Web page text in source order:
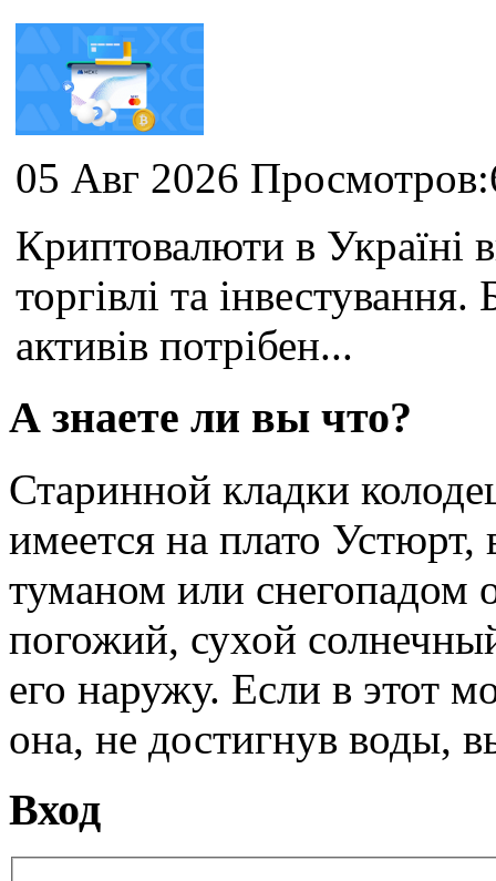
05 Авг 2026
Криптовалюти в Україні
торгівлі та
активів потрібен...
А знаете ли вы что?
Старинной кладки
имеется на плато
туманом или снегопадом
погожий, сухой
его наружу. Если в этот
она, не достигнув воды,
Вход